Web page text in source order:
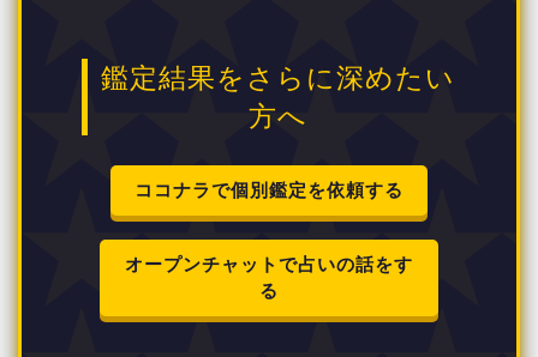
鑑定結果をさらに深めたい
方へ
ココナラで個別鑑定を依頼する
オープンチャットで占いの話をす
る